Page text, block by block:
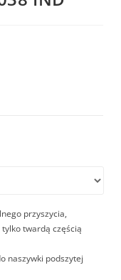
przyszycia,
twardą częścią
naszywki podszytej